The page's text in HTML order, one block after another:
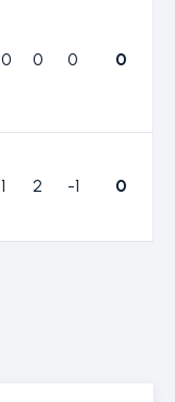
0 0 0 0
1 2 -1 0